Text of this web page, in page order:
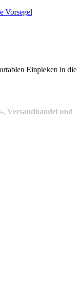
Vorsegel
Einpieken in die
, Versandhandel und